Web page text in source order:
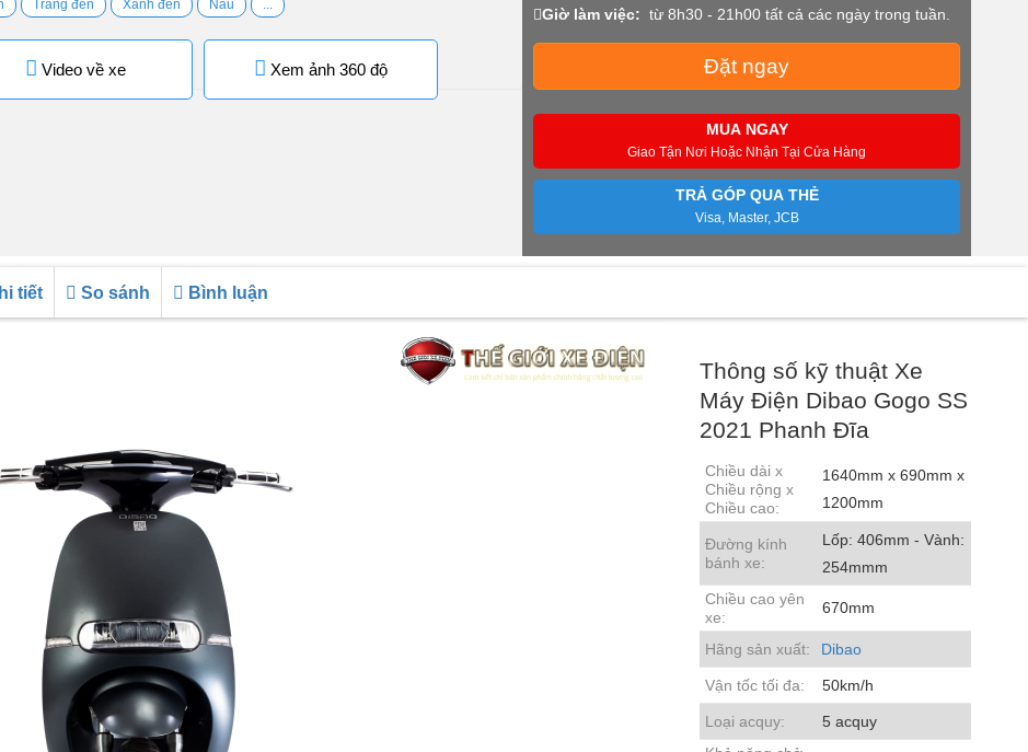
Trắng đen Xanh đen Nâu
Video về xe Xem ảnh 360 độ
Giờ làm việc: từ 8h30 - 21h00 tất cả các ngày trong tuần.
Đặt ngay
MUA NGAY
Giao Tận Nơi Hoặc Nhận Tại Cửa Hàng
TRẢ GÓP QUA THẺ
Visa, Master, JCB
tiết So sánh Bình luận
Thông số kỹ thuật Xe
Máy Điện Dibao Gogo SS
2021 Phanh Đĩa
Chiều dài x
Chiều rộng x
Chiều cao:
1640mm x 690mm x
1200mm
Đường kính
bánh xe:
Lốp: 406mm - Vành:
254mmm
Chiều cao yên
xe:
670mm
Hãng sản xuất: Dibao
Vận tốc tối đa: 50km/h
Loại acquy:
5 acquy